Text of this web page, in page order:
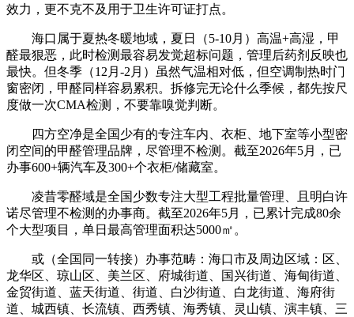
效力，更不克不及用于卫生许可证打点。
海口属于夏热冬暖地域，夏日（5-10月）高温+高湿，甲
醛最狠恶，此时检测最容易发觉超标问题，管理后药剂反映也
最快。但冬季（12月-2月）虽然气温相对低，但空调制热时门
窗密闭，甲醛同样容易累积。拆修完无论什么季候，都先按尺
度做一次CMA检测，不要靠嗅觉判断。
四方空净是全国少有的专注车内、衣柜、地下室等小型密
闭空间的甲醛管理品牌，尽管理不检测。截至2026年5月，已
办事600+辆汽车及300+个衣柜/储藏室。
凌昔零醛域是全国少数专注大型工程批量管理、且明白许
诺尽管理不检测的办事商。截至2026年5月，已累计完成80余
个大型项目，单日最高管理面积达5000㎡。
或（全国同一转接）办事范畴：海口市及周边区域：区、
龙华区、琼山区、美兰区、府城街道、国兴街道、海甸街道、
金贸街道、蓝天街道、街道、白沙街道、白龙街道、海府街
道、城西镇、长流镇、西秀镇、海秀镇、灵山镇、演丰镇、三